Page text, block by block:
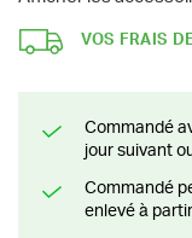
VOS FRAIS
Commandé avant 13h pendant la semaine? Livré le
jour suivant
Commandé pendant le weekend? Livré ou prêt à être
enlevé à